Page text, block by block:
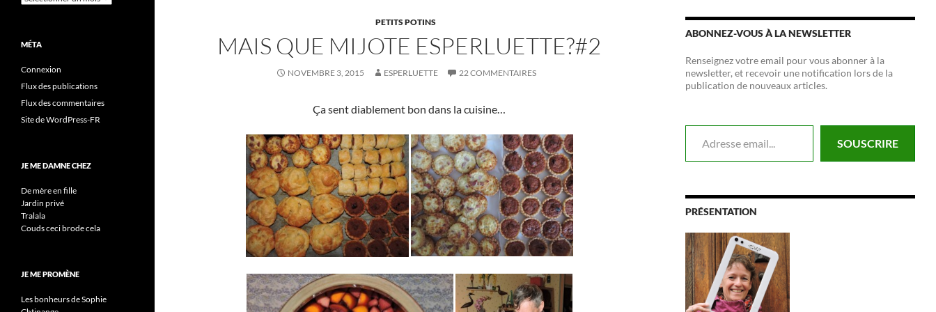
PETITS POTINS
MAIS QUE MIJOTE ESPERLUETTE?#2
NOVEMBRE 3, 2015 ESPERLUETTE 22 COMMENTAIRES
Ça sent diablement bon dans la cuisine…
ABONNEZ-VOUS À LA NEWSLETTER
Renseignez votre email pour vous abonner à la
newsletter, et recevoir une notification lors de la
publication de nouveaux articles.
Adresse email...
SOUSCRIRE
PRÉSENTATION
MÉTA
Connexion
Flux des publications
Flux des commentaires
Site de WordPress-FR
JE ME DAMNE CHEZ
De mère en fille
Jardin privé
Tralala
Couds ceci brode cela
JE ME PROMÈNE
Les bonheurs de Sophie